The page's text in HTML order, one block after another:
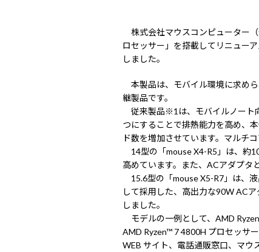
株式会社マウスコンピューター
ロセッサー」を搭載してリニュー
しました。
本製品は、モバイル環境に求め
継製品です。
従来製品※1は、モバイルノート
つにすることで排熱能力を高め、
ド数を増加させています。マルチ
14型の「mouse X4-R5」は、約
高めています。また、ACアダプタ
15.6型の「mouse X5-R7」は、
して採用した、高出力な90W AC
しました。
モデルの一例として、AMD
AMD Ryzen™ 7 4800H プロセッサ
WEB サイト、電話通販窓口、マウ